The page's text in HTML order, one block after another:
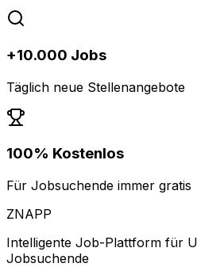
+10.000 Jobs
Täglich neue Stellenangebote
100% Kostenlos
Für Jobsuchende immer gratis
ZNAPP
Intelligente Job-Plattform für
Jobsuchende